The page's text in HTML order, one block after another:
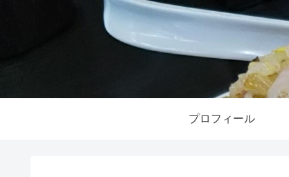
プロフィール